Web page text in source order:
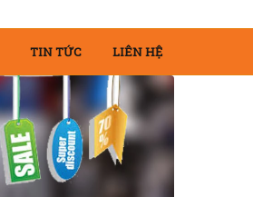
TIN TỨC LIÊN HỆ